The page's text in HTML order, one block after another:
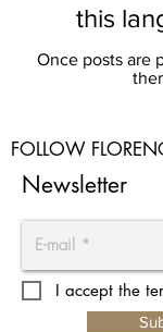
this
Once posts are
FOLLOW
Newsletter
I accept the